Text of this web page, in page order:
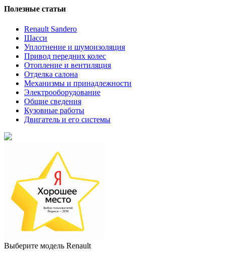
Полезные статьи
Renault Sandero
Шасси
Уплотнение и шумоизоляция
Привод передних колес
Отопление и вентиляция
Отделка салона
Механизмы и принадлежности
Электрооборудование
Общие сведения
Кузовные работы
Двигатель и его системы
Выберите модель Renault